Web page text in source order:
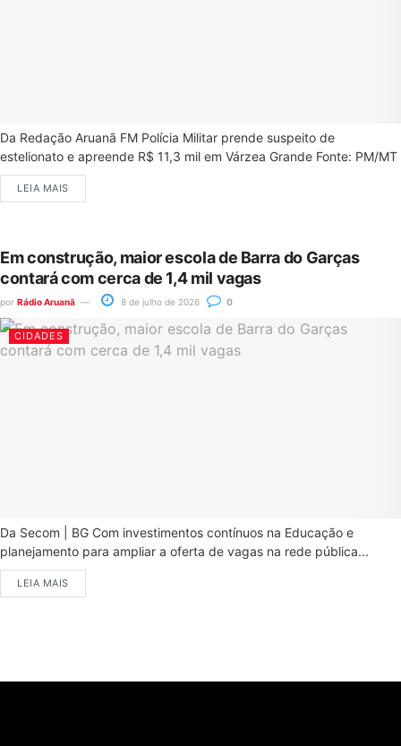
Da Redação Aruanã FM Polícia Militar prende suspeito de
estelionato e apreende R$ 11,3 mil em Várzea Grande Fonte: PM/MT
LEIA MAIS
Em construção, maior escola de Barra do Garças
contará com cerca de 1,4 mil vagas
por Rádio Aruanã 8 de julho de 2026 0
CIDADES
Da Secom | BG Com investimentos contínuos na Educação e
planejamento para ampliar a oferta de vagas na rede pública...
LEIA MAIS